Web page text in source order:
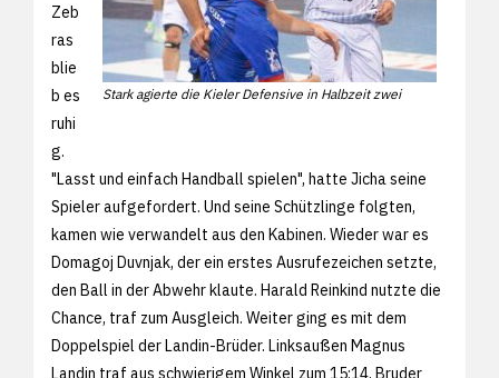
Stark agierte die Kieler Defensive in Halbzeit zwei
Zeb
ras
blie
b es
ruhi
g.
"Lasst und einfach Handball spielen", hatte Jicha seine
Spieler aufgefordert. Und seine Schützlinge folgten,
kamen wie verwandelt aus den Kabinen. Wieder war es
Domagoj Duvnjak, der ein erstes Ausrufezeichen setzte,
den Ball in der Abwehr klaute. Harald Reinkind nutzte die
Chance, traf zum Ausgleich. Weiter ging es mit dem
Doppelspiel der Landin-Brüder. Linksaußen Magnus
Landin traf aus schwierigem Winkel zum 15:14, Bruder